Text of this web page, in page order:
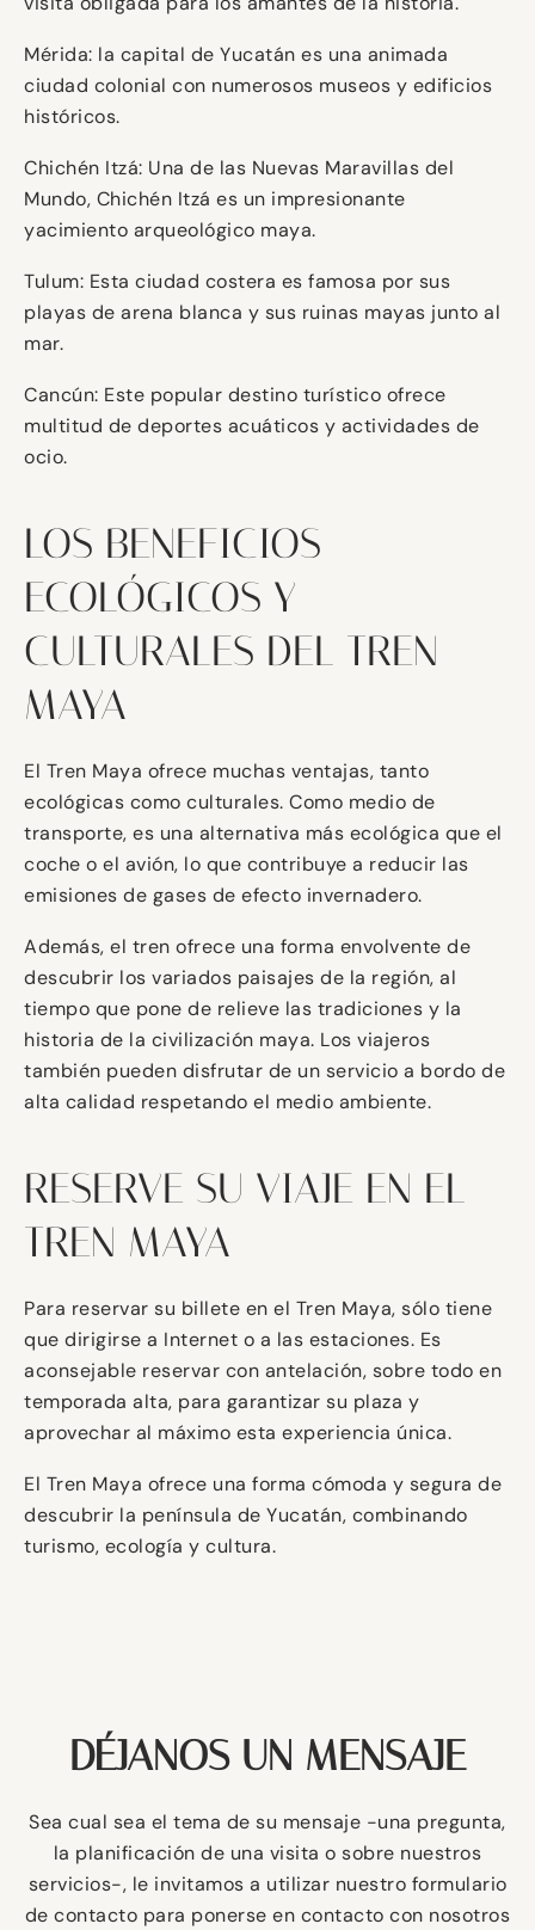
Mérida: la capital de Yucatán es una animada
ciudad colonial con numerosos museos y edificios
históricos.
Chichén Itzá: Una de las Nuevas Maravillas del
Mundo, Chichén Itzá es un impresionante
yacimiento arqueológico maya.
Tulum: Esta ciudad costera es famosa por sus
playas de arena blanca y sus ruinas mayas junto al
mar.
Cancún: Este popular destino turístico ofrece
multitud de deportes acuáticos y actividades de
ocio.
LOS BENEFICIOS
ECOLÓGICOS Y
CULTURALES DEL TREN
MAYA
El Tren Maya ofrece muchas ventajas, tanto
ecológicas como culturales. Como medio de
transporte, es una alternativa más ecológica que el
coche o el avión, lo que contribuye a reducir las
emisiones de gases de efecto invernadero.
Además, el tren ofrece una forma envolvente de
descubrir los variados paisajes de la región, al
tiempo que pone de relieve las tradiciones y la
historia de la civilización maya. Los viajeros
también pueden disfrutar de un servicio a bordo de
alta calidad respetando el medio ambiente.
RESERVE SU VIAJE EN EL
TREN MAYA
Para reservar su billete en el Tren Maya, sólo tiene
que dirigirse a Internet o a las estaciones. Es
aconsejable reservar con antelación, sobre todo en
temporada alta, para garantizar su plaza y
aprovechar al máximo esta experiencia única.
El Tren Maya ofrece una forma cómoda y segura de
descubrir la península de Yucatán, combinando
turismo, ecología y cultura.
DÉJANOS UN MENSAJE
Sea cual sea el tema de su mensaje -una pregunta,
la planificación de una visita o sobre nuestros
servicios-, le invitamos a utilizar nuestro formulario
de contacto para ponerse en contacto con nosotros